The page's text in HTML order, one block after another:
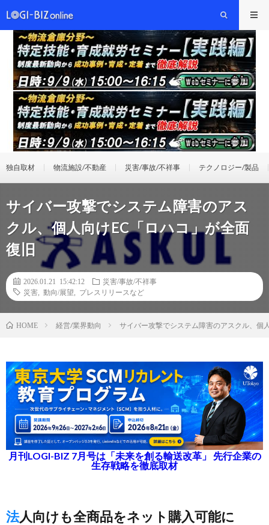
独自取材 物流施設/不動産 災害/事故/不祥事 テクノロジー/製品
サイバー攻撃でシステム障害のアス
クル、個人向けEC「ロハコ」が全面
復旧
2026.01.21 15:42:12
災害/事故/不祥事
災害
動向/展望 プレスリリースなど
HOME 経営/業界動向 サイバー攻撃でシステム障害のアスクル、個
月刊LOGI-BIZ 7月号は「未来を創る輸送改革」 先行企業の
生存戦略を徹底取材
法人向けも全商品をネット購入可能に